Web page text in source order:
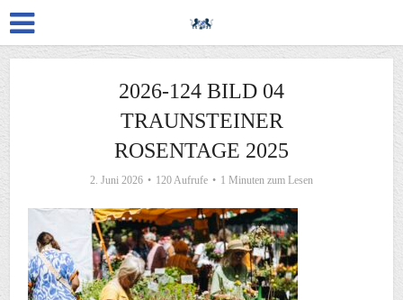
2026-124 BILD 04
TRAUNSTEINER
ROSENTAGE 2025
2. Juni 2026 120 Aufrufe 1 Minuten zum Lesen